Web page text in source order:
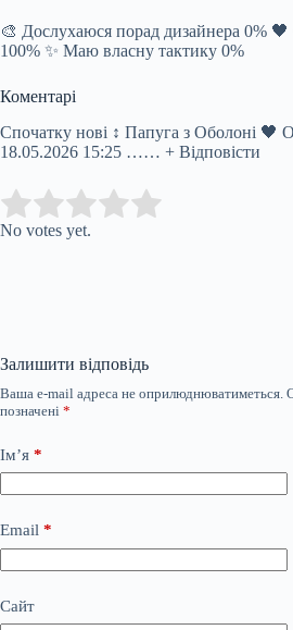
🎨 Дослухаюся порад дизайнера 0%
100% ✨ Маю власну тактику 0%
Коментарі
Спочатку нові ↕ Папуга з Оболоні 🖤
18.05.2026 15:25 …… + Відповісти
Rate this item:
No votes yet.
Залишити відповідь
Ваша e-mail адреса не оприлюднюватиметься.
позначені *
Ім’я *
Email *
Сайт